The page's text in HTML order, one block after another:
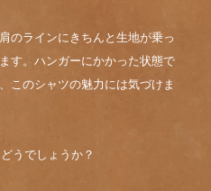
のラインにきちんと生地が乗っ
す。ハンガーにかかった状態で
このシャツの魅力には気づけま
うでしょうか？